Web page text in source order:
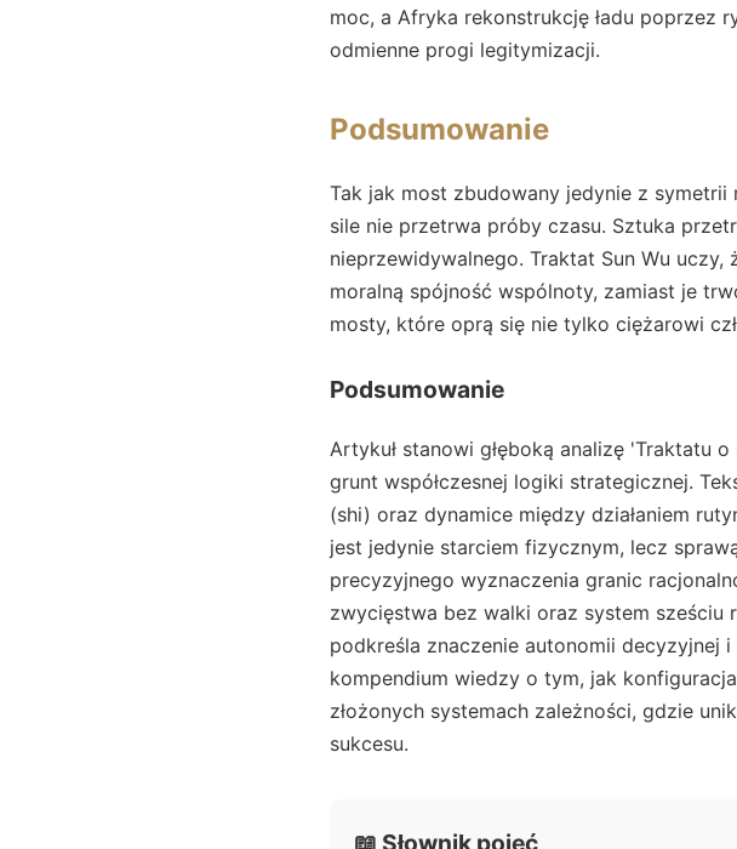
moc, a Afryka rekonstrukcję ładu poprzez
odmienne progi legitymizacji.
Podsumowanie
Tak jak most zbudowany jedynie z symetrii
sile nie przetrwa próby czasu. Sztuka
nieprzewidywalnego. Traktat Sun Wu
moralną spójność wspólnoty, zamiast je
mosty, które oprą się nie tylko ciężarowi
Podsumowanie
Artykuł stanowi głęboką analizę 'Traktatu
grunt współczesnej logiki strategicznej.
(shi) oraz dynamice między działaniem
jest jedynie starciem fizycznym, lecz
precyzyjnego wyznaczenia granic
zwycięstwa bez walki oraz system sześciu
podkreśla znaczenie autonomii decyzyjnej
kompendium wiedzy o tym, jak
złożonych systemach zależności, gdzie
sukcesu.
📖 Słownik pojęć